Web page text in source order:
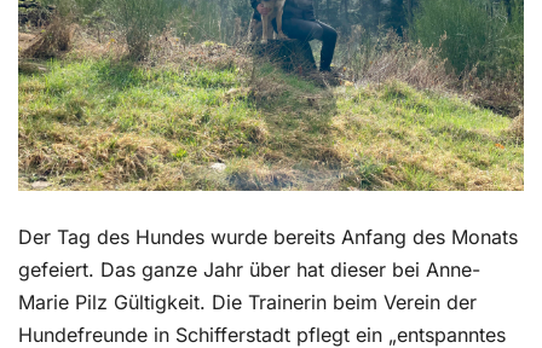
Der Tag des Hundes wurde bereits Anfang des Monats
gefeiert. Das ganze Jahr über hat dieser bei Anne-
Marie Pilz Gültigkeit. Die Trainerin beim Verein der
Hundefreunde in Schifferstadt pflegt ein „entspanntes